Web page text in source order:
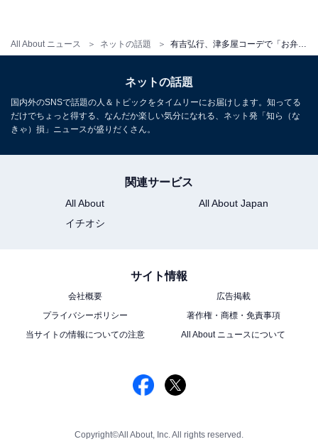
All About ニュース ネットの話題 有吉弘行、津多屋コーデで「お弁当職人」に！ 「素敵な格好です」「洋服とばっちり合ってますね」
ネットの話題
国内外のSNSで話題の人＆トピックをタイムリーにお届けします。知ってる
だけでちょっと得する、なんだか楽しい気分になれる、ネット発「知ら（な
きゃ）損」ニュースが盛りだくさん。
関連サービス
All About
All About Japan
イチオシ
サイト情報
会社概要
広告掲載
プライバシーポリシー
著作権・商標・免責事項
当サイトの情報についての注意
All About ニュースについて
Copyright©All About, Inc. All rights reserved.